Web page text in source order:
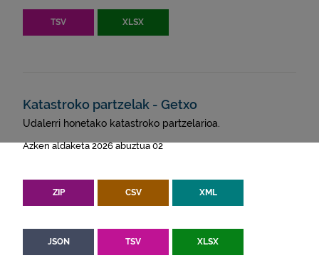
TSV XLSX
Katastroko partzelak - Getxo
Udalerri honetako katastroko partzelarioa.
Azken aldaketa 2026 abuztua 02
ZIP CSV XML
JSON TSV XLSX